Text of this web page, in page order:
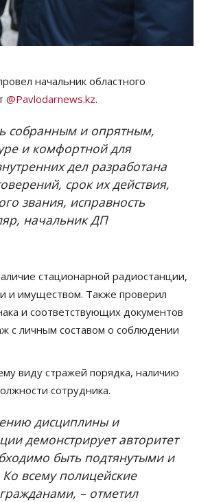
начальник областного
@Pavlodarnews.kz.
собранным и опрятным,
и комфортной для
дел разработана
срок их действия,
звания, исправность
начальник ДП
стационарной радиостанции,
и имуществом. Также проверил
и соответствующих документов
с личным составом о соблюдении
виду стражей порядка, наличию
сотрудника.
дисциплины и
демонстрирует авторитет
быть подтянутыми и
всему полицейские
– отметил